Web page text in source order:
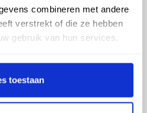
combineren met andere
verstrekt of die ze hebben
gebruik van hun services.
toestaan
EN HULP